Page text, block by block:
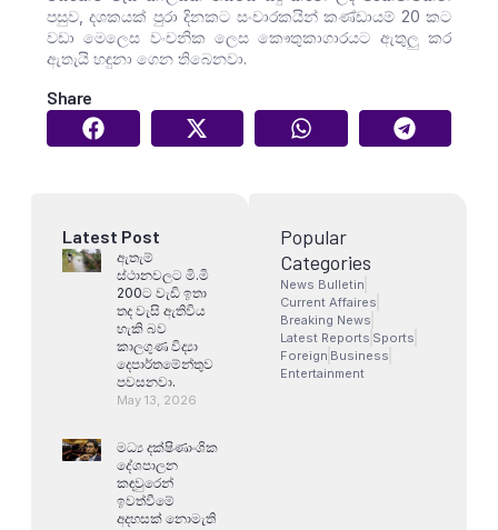
පසුව, දශකයක් පුරා දිනකට සංචාරකයින් කණ්ඩායම් 20 කට
වඩා මෙලෙස වංචනික ලෙස කෞතුකාගාරයට ඇතුලු කර
ඇතැයි හඳුනා ගෙන තිබෙනවා.
Share
Latest Post
ඇතැම්
ස්ථානවලට මි.මි
200ට වැඩි ඉතා
තද වැසි ඇතිවිය
හැකි බව
කාලගුණ විද්‍යා
දෙපාර්තමේන්තුව
පවසනවා.
May 13, 2026
මධ්‍ය දක්ෂිණාංශික
දේශපාලන
කඳවුරෙන්
ඉවත්වීමේ
අදහසක් නොමැති
Popular
Categories
News Bulletin
Current Affaires
Breaking News
Latest Reports Sports
Foreign Business
Entertainment